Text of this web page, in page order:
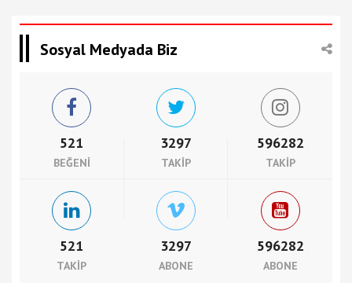
Sosyal Medyada Biz
521
BEĞENI
3297
TAKIP
596282
TAKIP
521
TAKIP
3297
ABONE
596282
ABONE